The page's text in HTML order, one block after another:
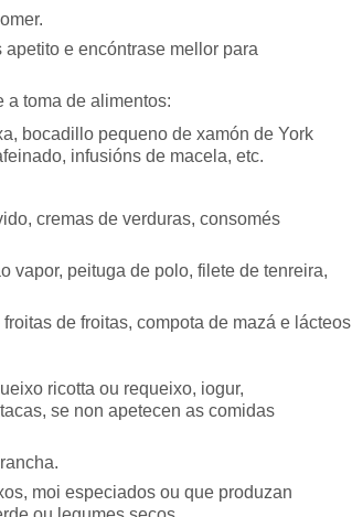
e encóntrase mellor para
a toma de alimentos:
bocadillo pequeno de xamón de York
infusións de macela, etc.
cremas de verduras, consomés
vapor, peituga de polo, filete de tenreira,
de froitas, compota de mazá e lácteos
ricotta ou requeixo, iogur,
se non apetecen as comidas
moi especiados ou que produzan